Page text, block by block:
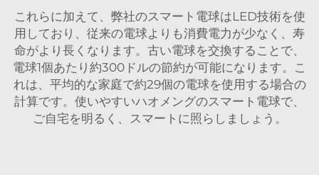
これらに加えて、弊社のスマート電球はLED技術を使
用しており、従来の電球よりも消費電力が少なく、寿
命がより長くなります。古い電球を交換することで、
電球1個あたり約300ドルの節約が可能になります。こ
れは、平均的な家庭で約29個の電球を使用する場合の
計算です。使いやすいハオメングのスマート電球で、
ご自宅を明るく、スマートに照らしましょう。